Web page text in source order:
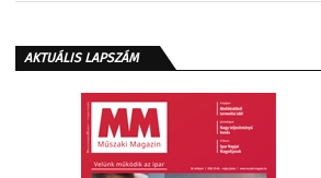
AKTUÁLIS LAPSZÁM